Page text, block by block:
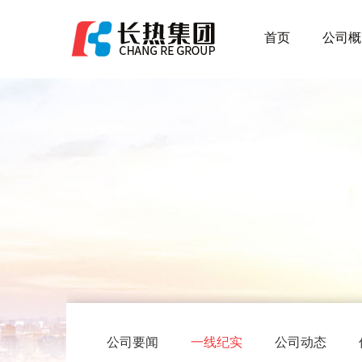
首页 公司
公司要闻 一线纪实 公司动态